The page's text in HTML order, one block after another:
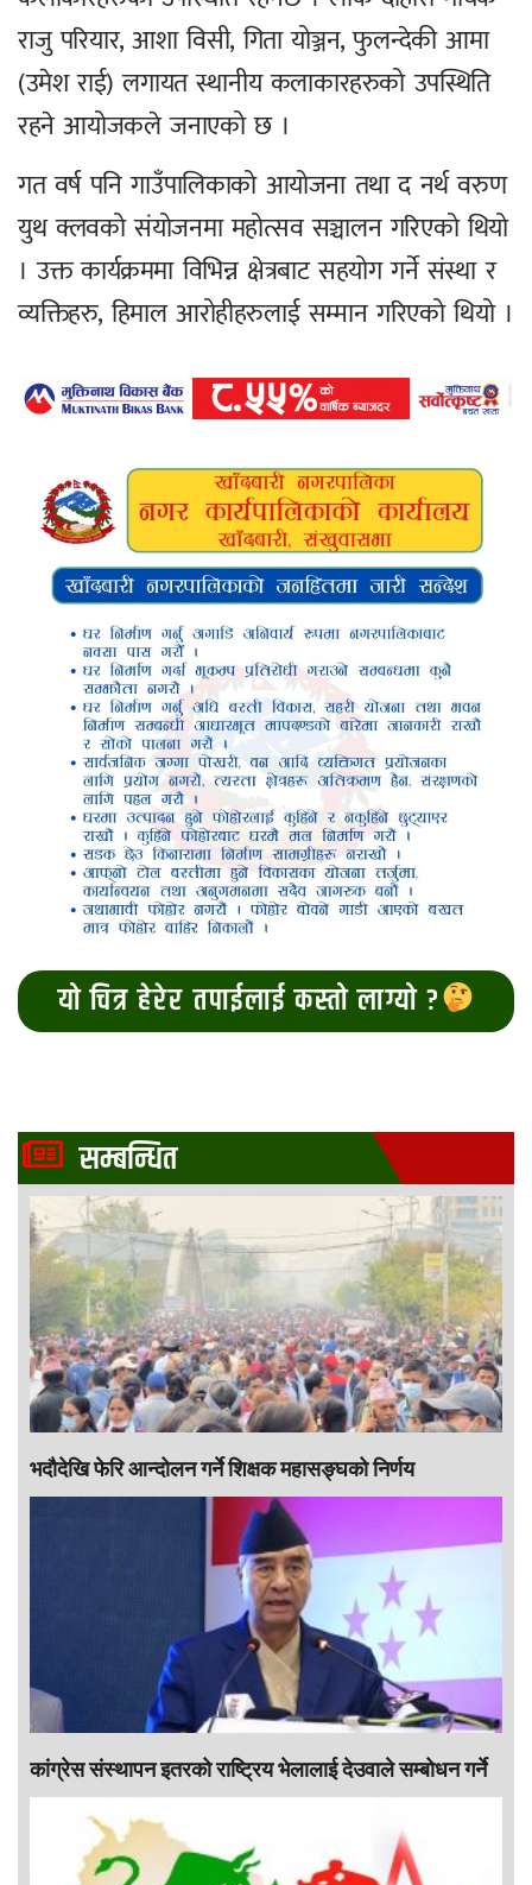
राजु परियार, आशा विसी, गिता योञ्जन, फुलन्देकी आमा
(उमेश राई) लगायत स्थानीय कलाकारहरुको उपस्थिति
रहने आयोजकले जनाएको छ ।
गत वर्ष पनि गाउँपालिकाको आयोजना तथा द नर्थ वरुण
युथ क्लवको संयोजनमा महोत्सव सञ्चालन गरिएको थियो
। उक्त कार्यक्रममा विभिन्न क्षेत्रबाट सहयोग गर्ने संस्था र
व्यक्तिहरु, हिमाल आरोहीहरुलाई सम्मान गरिएको थियो ।
यो चित्र हेरेर तपाईलाई कस्तो लाग्यो ?
सम्बन्धित
भदौदेखि फेरि आन्दोलन गर्ने शिक्षक महासङ्घको निर्णय
कांग्रेस संस्थापन इतरको राष्ट्रिय भेलालाई देउवाले सम्बोधन गर्ने